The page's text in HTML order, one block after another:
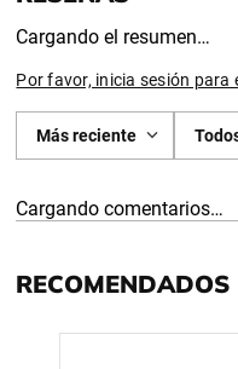
Cargando el resumen…
Por favor, inicia sesión para
Más reciente
Cargando comentarios…
RECOMENDADOS